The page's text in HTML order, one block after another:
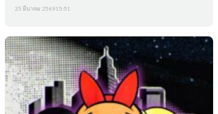
25 มีนาคม 256915:51